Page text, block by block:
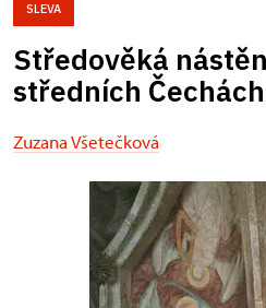
SLEVA
Středověká
středních Čechách
Zuzana Všetečková